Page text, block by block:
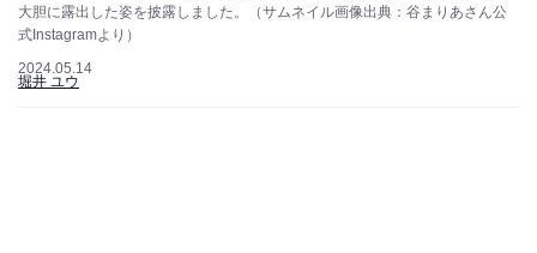
大胆に露出した姿を披露しました。（サムネイル画像出典：谷まりあさん公
式Instagramより）
2024.05.14
堀井 ユウ